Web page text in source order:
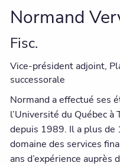
Normand
Fisc.
Vice-président adjoint,
successorale
Normand a effectué ses
l’Université du Québec
depuis 1989. Il a plus de
domaine des services
ans d’expérience auprès